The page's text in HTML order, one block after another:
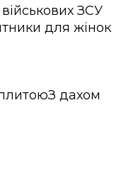
ЗСУ
для жінок
З дахом